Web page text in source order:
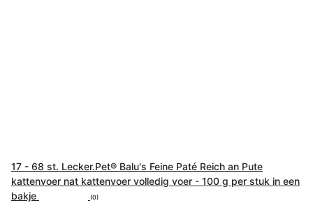
17 - 68 st. Lecker.Pet® Balu's Feine Paté Reich an Pute
kattenvoer nat kattenvoer volledig voer - 100 g per stuk in een
bakje
(0)